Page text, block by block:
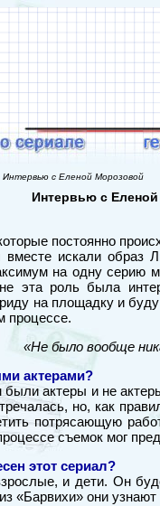
с Еленой Морозовой
Интервью с
постоянно
искали образ
на одну серию
эта роль была
на площадку и
процессе.
«Не было вообще
актерами?
были актеры и не
но, как
потрясающую
съемок мог
этот сериал?
и дети. Он
«Барвихи» они узнают